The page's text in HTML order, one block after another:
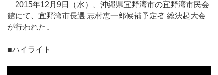
2015年12月9日（水）、沖縄県宜野湾市の宜野湾市民会
館にて、宜野湾市長選 志村恵一郎候補予定者 総決起大会
が行われた。
■ハイライト